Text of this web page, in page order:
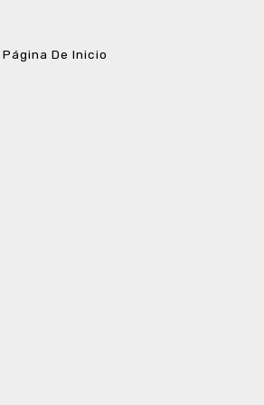
Página De Inicio